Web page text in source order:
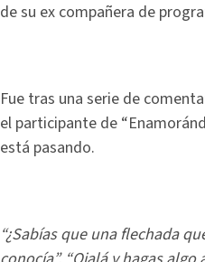
de su ex compañera de
Fue tras una serie de
el participante de
está pasando.
“¿Sabías que una flechada